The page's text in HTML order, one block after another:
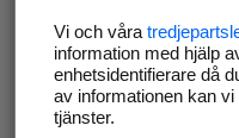
Vi och våra
information med hjälp
enhetsidentifierare då
av informationen kan
tjänster.